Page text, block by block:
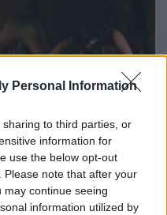
Personal Information
to third parties, or
information for
use the below opt-out
note that after your
continue seeing
information utilized by
versei?